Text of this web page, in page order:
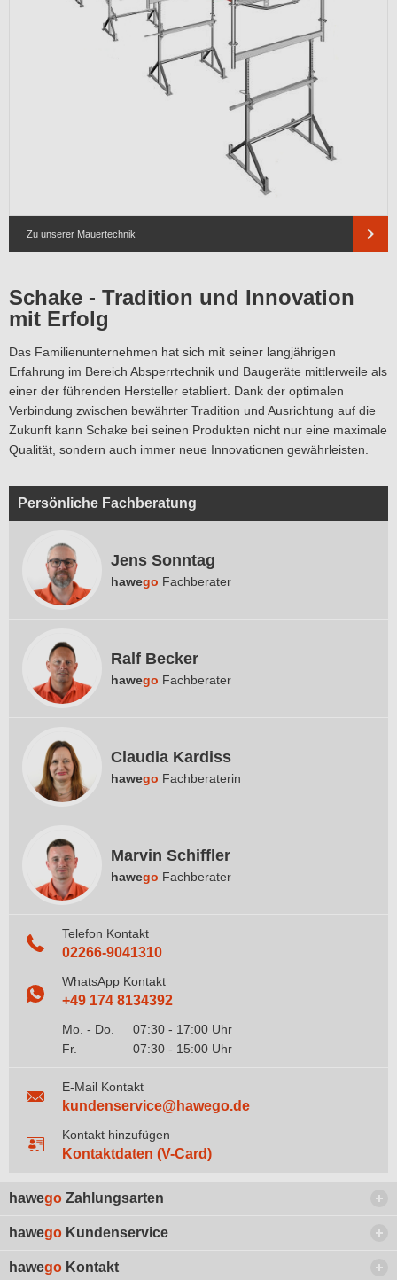
Persönliche Fachberatung
Jens Sonntag
hawego Fachberater
Ralf Becker
hawego Fachberater
Claudia Kardiss
hawego Fachberaterin
Marvin Schiffler
hawego Fachberater
Telefon Kontakt
02266-9041310
WhatsApp Kontakt
+49 174 8134392
Mo. - Do.
07:30 - 17:00 Uhr
Fr.
07:30 - 15:00 Uhr
E-Mail Kontakt
kundenservice@hawego.de
Kontakt hinzufügen
Kontaktdaten (V-Card)
Zu unserer Mauertechnik
Schake - Tradition und Innovation
mit Erfolg
Das Familienunternehmen hat sich mit seiner langjährigen
Erfahrung im Bereich Absperrtechnik und Baugeräte mittlerweile als
einer der führenden Hersteller etabliert. Dank der optimalen
Verbindung zwischen bewährter Tradition und Ausrichtung auf die
Zukunft kann Schake bei seinen Produkten nicht nur eine maximale
Qualität, sondern auch immer neue Innovationen gewährleisten.
hawego Zahlungsarten
hawego Kundenservice
hawego Kontakt